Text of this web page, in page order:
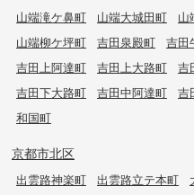
山端滝ケ鼻町
山端大城田町 山
山端柳ケ坪町
吉田泉殿町 吉田
吉田上阿達町
吉田上大路町 吉
吉田下大路町
吉田中阿達町 吉
和国町
京都市北区
出雲路神楽町 出雲路立テ本町